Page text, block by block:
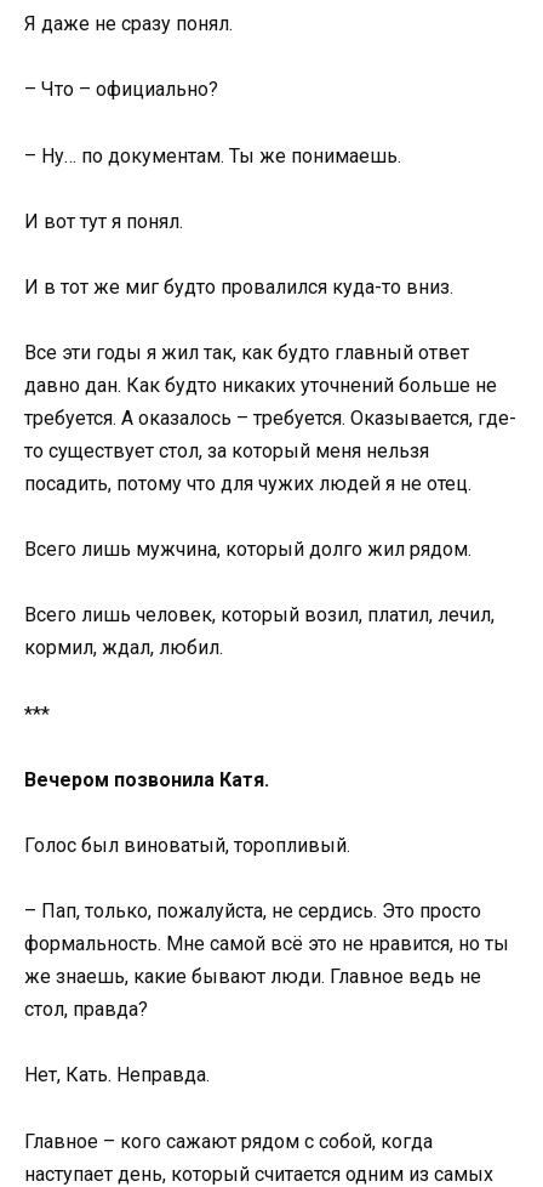
Я даже не сразу понял.
– Что – официально?
– Ну… по документам. Ты же понимаешь.
И вот тут я понял.
И в тот же миг будто провалился куда-то вниз.
Все эти годы я жил так, как будто главный ответ
давно дан. Как будто никаких уточнений больше не
требуется. А оказалось – требуется. Оказывается, где-
то существует стол, за который меня нельзя
посадить, потому что для чужих людей я не отец.
Всего лишь мужчина, который долго жил рядом.
Всего лишь человек, который возил, платил, лечил,
кормил, ждал, любил.
***
Вечером позвонила Катя.
Голос был виноватый, торопливый.
– Пап, только, пожалуйста, не сердись. Это просто
формальность. Мне самой всё это не нравится, но ты
же знаешь, какие бывают люди. Главное ведь не
стол, правда?
Нет, Кать. Неправда.
Главное – кого сажают рядом с собой, когда
наступает день, который считается одним из самых